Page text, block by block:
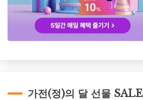
가전(정)의 달 선물 SALE